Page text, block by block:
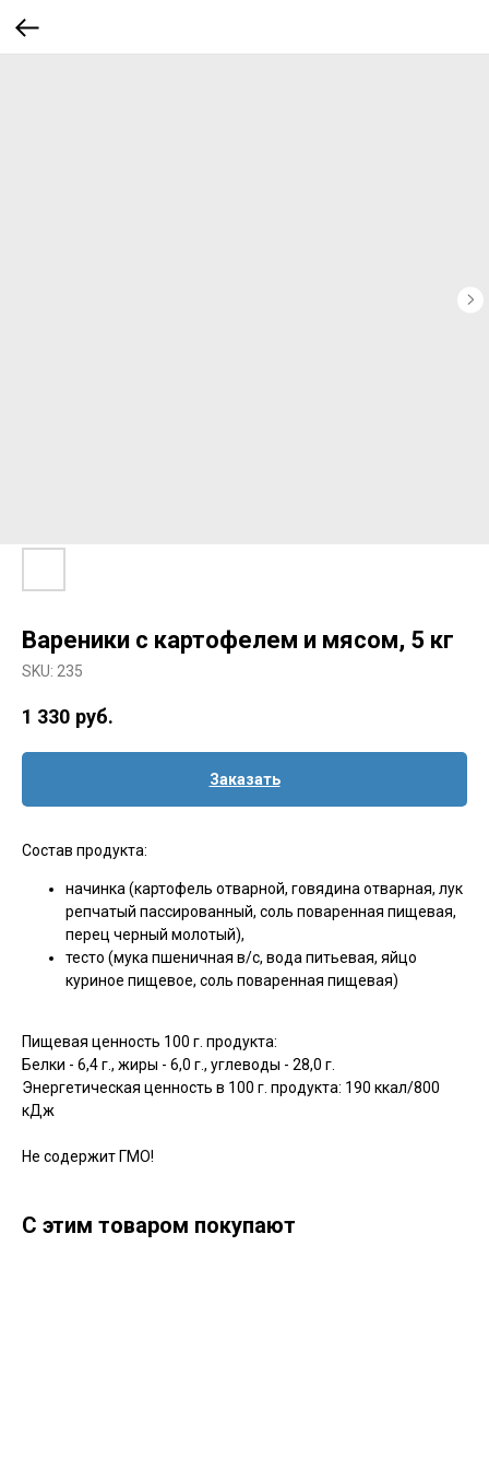
Вареники с картофелем и мясом, 5 кг
SKU: 235
1 330 руб.
Заказать
Состав продукта:
начинка (картофель отварной, говядина отварная, лук
репчатый пассированный, соль поваренная пищевая,
перец черный молотый),
тесто (мука пшеничная в/с, вода питьевая, яйцо
куриное пищевое, соль поваренная пищевая)
Пищевая ценность 100 г. продукта:
Белки - 6,4 г., жиры - 6,0 г., углеводы - 28,0 г.
Энергетическая ценность в 100 г. продукта: 190 ккал/800
кДж
Не содержит ГМО!
С этим товаром покупают